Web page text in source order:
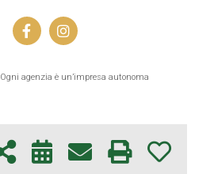
Ogni agenzia è un’impresa autonoma